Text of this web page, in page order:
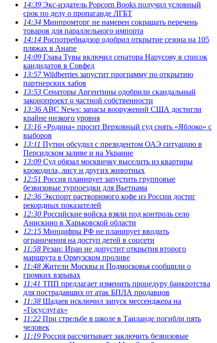
14:39 Экс-издатель Popcorn Books получил условный
срок по делу о пропаганде ЛГБТ
14:34 Минпромторг не намерен сокращать перечень
товаров для параллельного импорта
14:14 Роспотребнадзор одобрил открытие сезона на 105
пляжах в Анапе
14:09 Глава Тувы включил сенатора Нарусову в список
кандидатов в Совфед
13:57Wildberries запустит программу по открытию
партнерских хабов
13:53 Сенаторы Аргентины одобрили скандальный
законопроект о частной собственности
13:36 ABC News: запасы вооружений США достигли
крайне низкого уровня
13:16 «Родина» просит Верховный суд снять «Яблоко» с
выборов
13:11 Путин обсудил с президентом ОАЭ ситуацию в
Персидском заливе и на Украине
13:09 Суд обязал москвичку выселить из квартиры
крокодила, лису и других животных
12:51 Россия планирует запустить групповые
безвизовые турпоездки для Вьетнама
12:36 Экспорт растворимого кофе из России достиг
рекордных показателей
12:30 Российские войска взяли под контроль село
Анискино в Харьковской области
12:15 Минцифры РФ не планирует вводить
ограничения на доступ детей в соцсети
11:58 Резаи: Иран не допустит открытия второго
маршрута в Ормузском проливе
11:48 Жители Москвы и Подмосковья сообщили о
громких взрывах
11:41 ТПП предлагает изменить процедуру банкротства
для пострадавших от атак БПЛА продавцов
11:38 Шадаев исключил запуск мессенджера на
«Госуслугах»
11:22 При стрельбе в школе в Таиланде погибли пять
человек
11:19 Россия рассчитывает заключить безвизовые